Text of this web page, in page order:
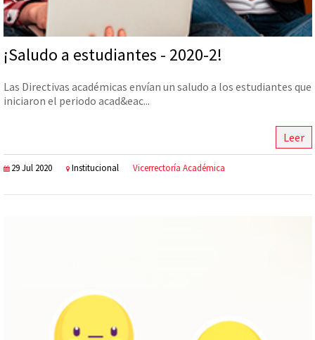
¡Saludo a estudiantes - 2020-2!
Las Directivas académicas envían un saludo a los estudiantes que
iniciaron el periodo acad&eac...
Leer
29 Jul 2020 Institucional Vicerrectoría Académica